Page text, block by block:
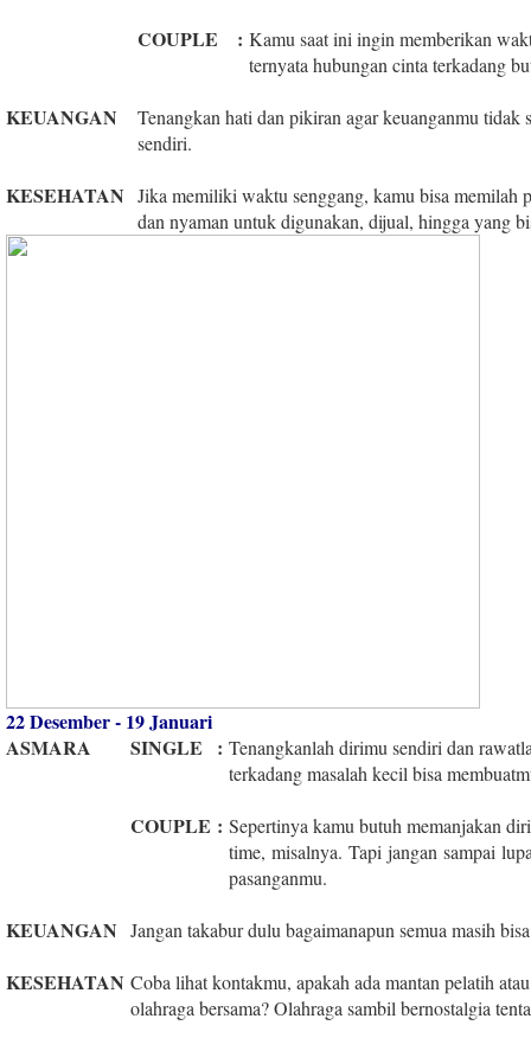
COUPLE : Kamu saat ini ingin memberikan
ternyata hubungan cinta terkadang
KEUANGAN
Tenangkan hati dan pikiran agar keuanganmu tidak
sendiri.
KESEHATAN Jika memiliki waktu senggang, kamu bisa memilah
dan nyaman untuk digunakan, dijual, hingga yang
22 Desember - 19 Januari
ASMARA
SINGLE : Tenangkanlah dirimu sendiri dan
terkadang masalah kecil bisa
COUPLE : Sepertinya kamu butuh memanjakan
time, misalnya. Tapi jangan sampai
pasanganmu.
KEUANGAN Jangan takabur dulu bagaimanapun semua masih
KESEHATAN Coba lihat kontakmu, apakah ada mantan pelatih
olahraga bersama? Olahraga sambil bernostalgia